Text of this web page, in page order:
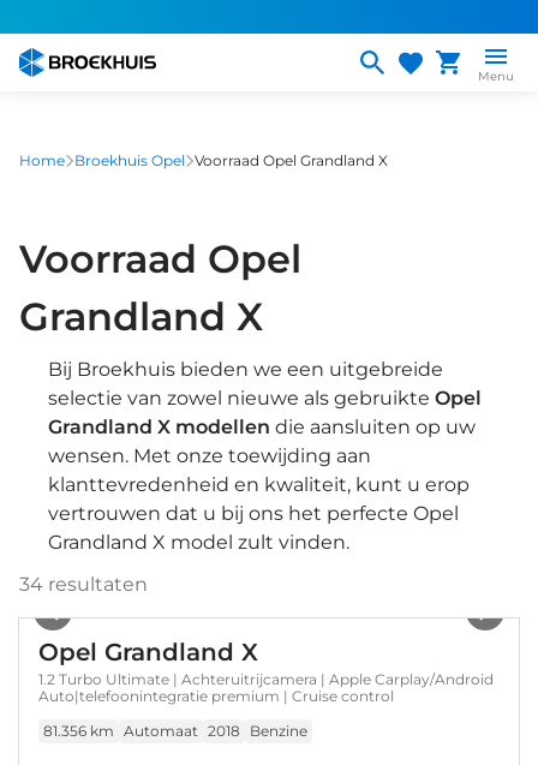
naar
gaan
Menu
Home Broekhuis Opel Voorraad Opel Grandland X
Voorraad Opel
Grandland X
Bij Broekhuis bieden we een uitgebreide
selectie van zowel nieuwe als gebruikte Opel
Grandland X modellen die aansluiten op uw
wensen. Met onze toewijding aan
klanttevredenheid en kwaliteit, kunt u erop
vertrouwen dat u bij ons het perfecte Opel
Grandland X model zult vinden.
34 resultaten
Opel Grandland X
1.2 Turbo Ultimate | Achteruitrijcamera | Apple Carplay/Android
Auto|telefoonintegratie premium | Cruise control
81.356 km Automaat 2018 Benzine